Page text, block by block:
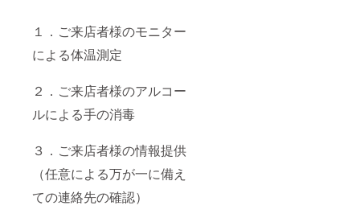
１．ご来店者様のモニター
による体温測定
２．ご来店者様のアルコー
ルによる手の消毒
３．ご来店者様の情報提供
（任意による万が一に備え
ての連絡先の確認）